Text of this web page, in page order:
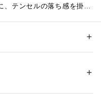
テンセルの落ち感を掛け
ステル34% リネン8%
表示タグをご覧ください